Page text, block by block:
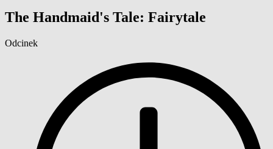
The Handmaid's Tale: Fairytale
Odcinek